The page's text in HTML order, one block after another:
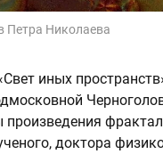
Петра Николаева
иных
произведения
доктора